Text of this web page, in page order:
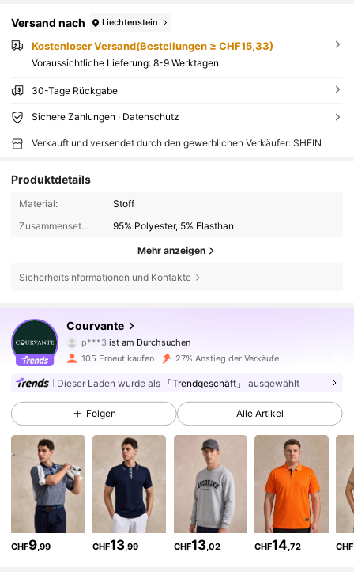
Versand nach Liechtenstein
Kostenloser Versand(Bestellungen ≥ CHF15,33)
Voraussichtliche Lieferung: 8-9 Werktagen
30-Tage Rückgabe
Sichere Zahlungen · Datenschutz
Verkauft und versendet durch den gewerblichen Verkäufer: SHEIN
Produktdetails
Material:
Stoff
Zusammensetzung:
95% Polyester, 5% Elasthan
Mehr anzeigen
Sicherheitsinformationen und Kontakte
Courvante
p***3 ist am Durchsuchen
4,60 1.1K Follower
4,60 1.1K Follower
1.1K Follower
4,60 1.1K Follower
105 Erneut kaufen 27% Anstieg der Verkäufe
Dieser Laden wurde als 「Trendgeschäft」 ausgewählt
Folgen Alle Artikel
CHF9 ,99 CHF13 ,99 CHF13,02 CHF14 ,72 CHF